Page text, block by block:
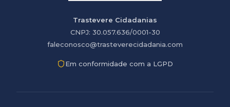
Trastevere Cidadanias
CNPJ: 30.057.636/0001-30
faleconosco@trasteverecidadania.com
Em conformidade com a LGPD